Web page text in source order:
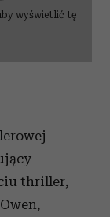
wyświetlić tę
thriller,